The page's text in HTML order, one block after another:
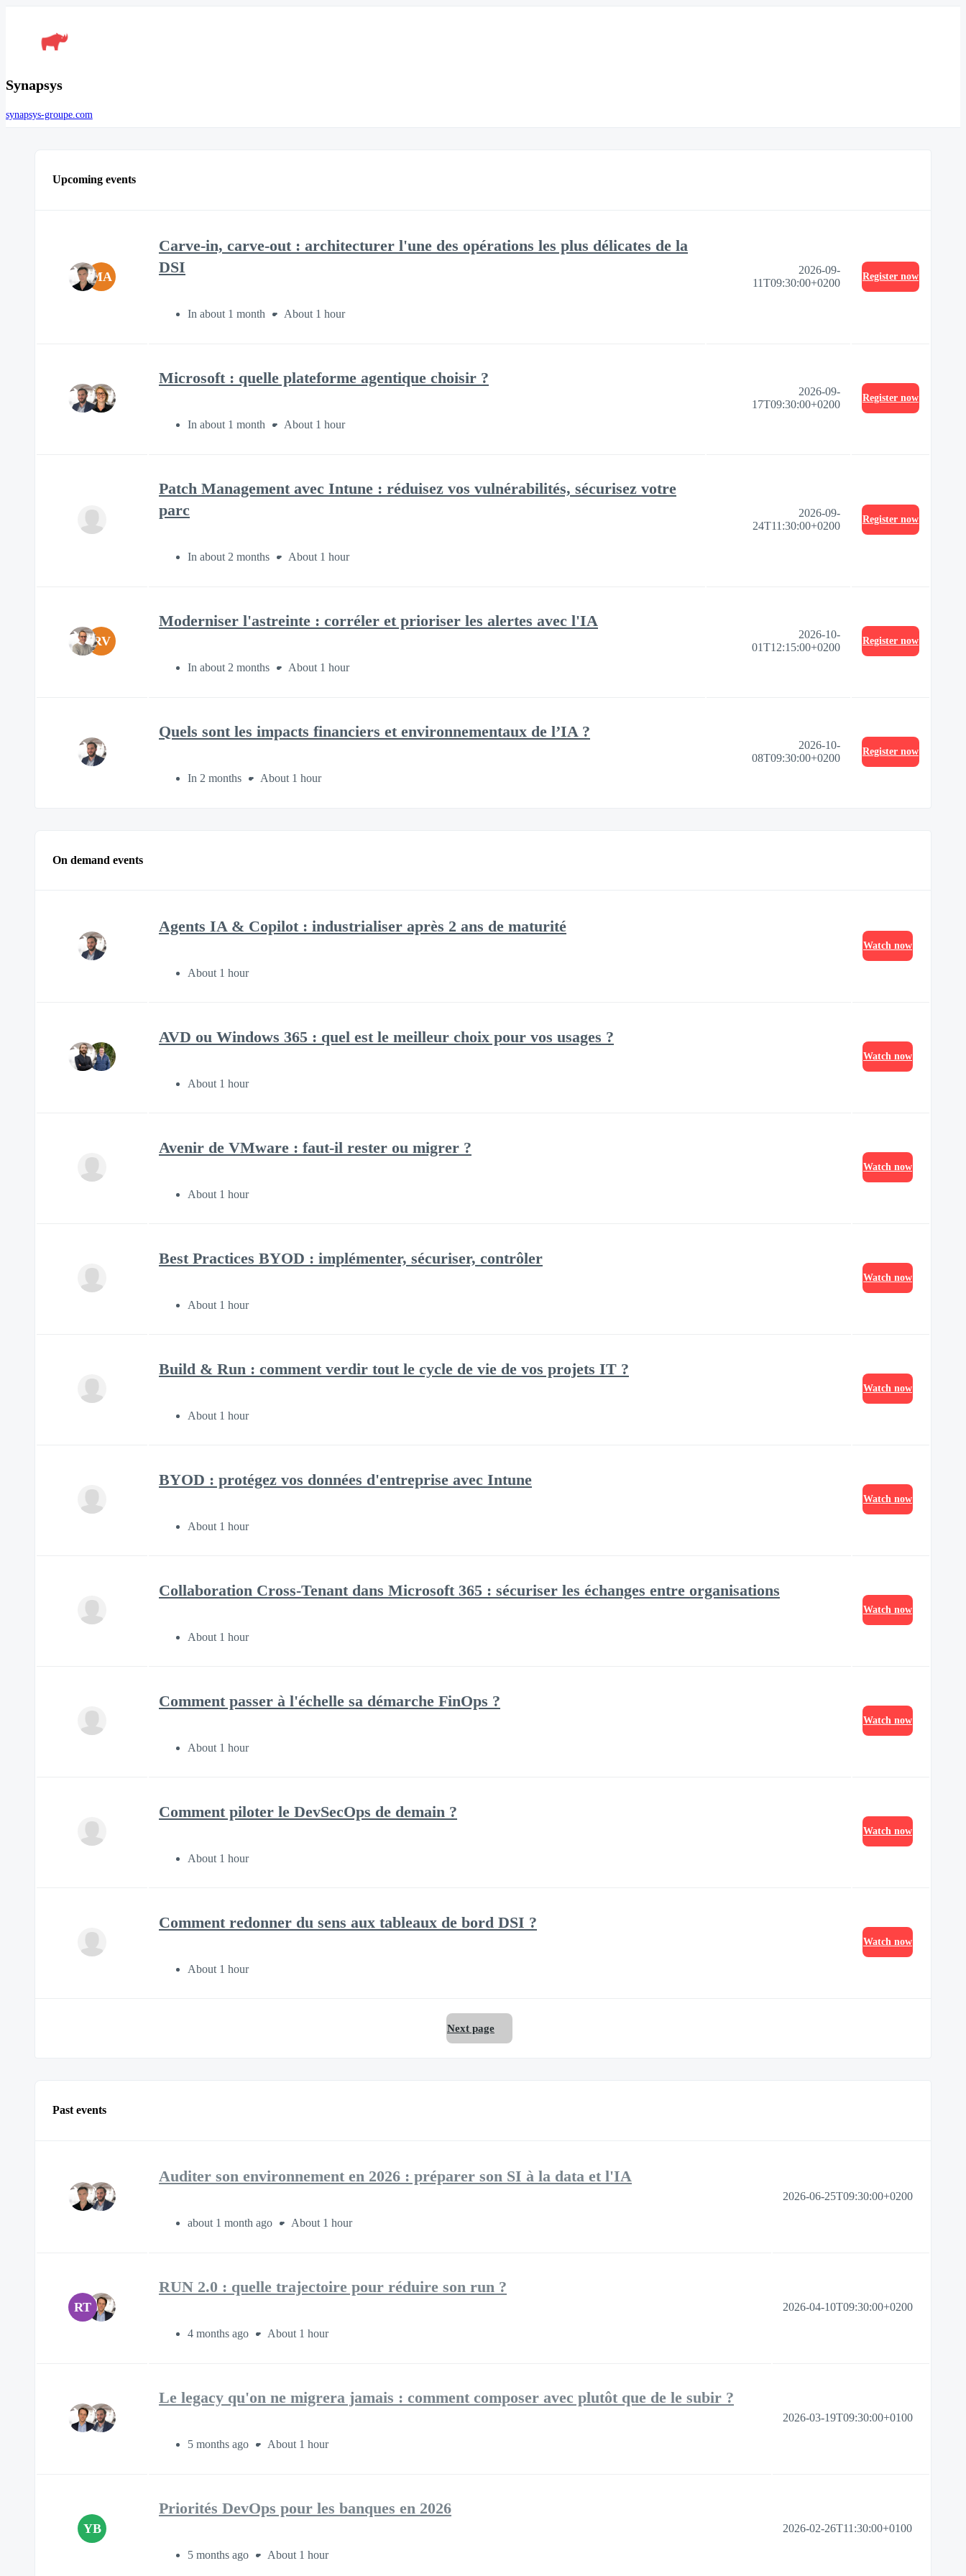
Synapsys
synapsys-groupe.com
Upcoming events
MA
Carve-in, carve-out : architecturer l'une des opérations les plus délicates de la
DSI
In about 1 month About 1 hour
2026-09-
11T09:30:00+0200
Register now
Microsoft : quelle plateforme agentique choisir ?
In about 1 month About 1 hour
2026-09-
17T09:30:00+0200
Register now
Patch Management avec Intune : réduisez vos vulnérabilités, sécurisez votre
parc
In about 2 months About 1 hour
2026-09-
24T11:30:00+0200
Register now
RV
Moderniser l'astreinte : corréler et prioriser les alertes avec l'IA
In about 2 months About 1 hour
2026-10-
01T12:15:00+0200
Register now
Quels sont les impacts financiers et environnementaux de l’IA ?
In 2 months About 1 hour
2026-10-
08T09:30:00+0200
Register now
On demand events
Agents IA & Copilot : industrialiser après 2 ans de maturité
About 1 hour
Watch now
AVD ou Windows 365 : quel est le meilleur choix pour vos usages ?
About 1 hour
Watch now
Avenir de VMware : faut-il rester ou migrer ?
About 1 hour
Watch now
Best Practices BYOD : implémenter, sécuriser, contrôler
About 1 hour
Watch now
Build & Run : comment verdir tout le cycle de vie de vos projets IT ?
About 1 hour
Watch now
BYOD : protégez vos données d'entreprise avec Intune
About 1 hour
Watch now
Collaboration Cross-Tenant dans Microsoft 365 : sécuriser les échanges entre organisations
About 1 hour
Watch now
Comment passer à l'échelle sa démarche FinOps ?
About 1 hour
Watch now
Comment piloter le DevSecOps de demain ?
About 1 hour
Watch now
Comment redonner du sens aux tableaux de bord DSI ?
About 1 hour
Watch now
Next page
Past events
Auditer son environnement en 2026 : préparer son SI à la data et l'IA
about 1 month ago About 1 hour
2026-06-25T09:30:00+0200
RT
RUN 2.0 : quelle trajectoire pour réduire son run ?
4 months ago About 1 hour
2026-04-10T09:30:00+0200
Le legacy qu'on ne migrera jamais : comment composer avec plutôt que de le subir ?
5 months ago About 1 hour
2026-03-19T09:30:00+0100
YB
Priorités DevOps pour les banques en 2026
5 months ago About 1 hour
2026-02-26T11:30:00+0100